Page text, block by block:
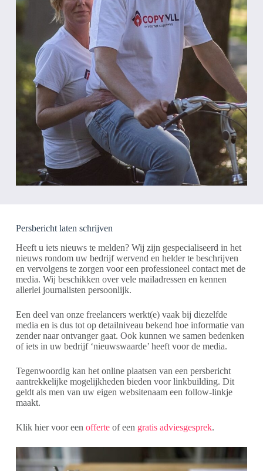
Persbericht laten schrijven
Heeft u iets nieuws te melden? Wij zijn gespecialiseerd in het
nieuws rondom uw bedrijf wervend en helder te beschrijven
en vervolgens te zorgen voor een professioneel contact met de
media. Wij beschikken over vele mailadressen en kennen
allerlei journalisten persoonlijk.
Een deel van onze freelancers werkt(e) vaak bij diezelfde
media en is dus tot op detailniveau bekend hoe informatie van
zender naar ontvanger gaat. Ook kunnen we samen bedenken
of iets in uw bedrijf ‘nieuwswaarde’ heeft voor de media.
Tegenwoordig kan het online plaatsen van een persbericht
aantrekkelijke mogelijkheden bieden voor linkbuilding. Dit
geldt als men van uw eigen websitenaam een follow-linkje
maakt.
Klik hier voor een offerteof een gratis adviesgesprek.